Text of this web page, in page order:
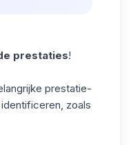
prestaties!
prestatie-
zoals